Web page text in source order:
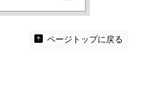
ページトップに戻る